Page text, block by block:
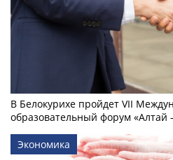
В Белокурихе пройдет VII
образовательный форум «Алтай
Экономика